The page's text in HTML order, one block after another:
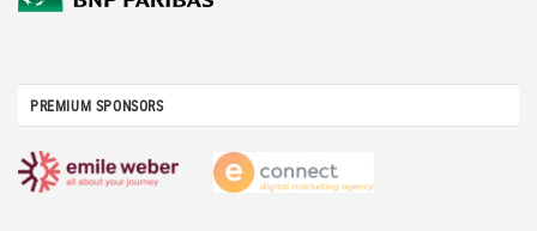
PREMIUM SPONSORS